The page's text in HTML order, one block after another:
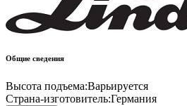
Общие сведения
Высота подъема:Варьируется
Страна-изготовитель:Германия